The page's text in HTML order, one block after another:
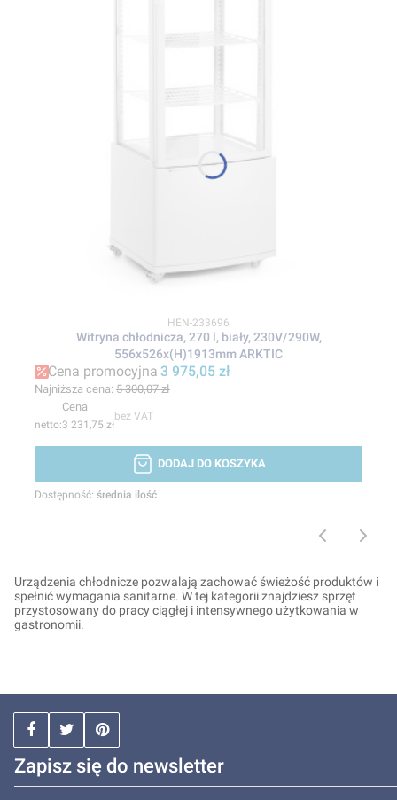
Kod produktu
HEN-233696
Witryna chłodnicza, 270 l, biały, 230V/290W,
556x526x(H)1913mm ARKTIC
Cena promocyjna 3 975,05 zł
Najniższa cena: 5 300,07 zł
Cena
3 231,75 zł
bez VAT
DODAJ DO KOSZYKA
Dostępność: średnia ilość
Urządzenia chłodnicze pozwalają zachować świeżość produktów i
spełnić wymagania sanitarne. W tej kategorii znajdziesz sprzęt
przystosowany do pracy ciągłej i intensywnego użytkowania w
gastronomii.
Zapisz się do newsletter